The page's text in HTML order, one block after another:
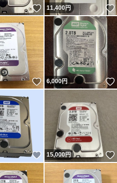
いいね！
11,400円
いいね！
6,000円
いいね！
15,000円